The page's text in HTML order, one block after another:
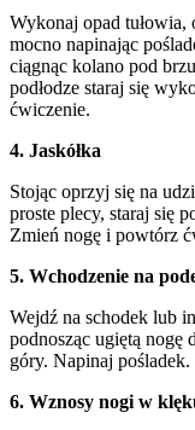
Wykonaj opad tułowia,
mocno napinając
ciągnąc kolano pod
podłodze staraj się
ćwiczenie.
4. Jaskółka
Stojąc oprzyj się na
proste plecy, staraj się
Zmień nogę i powtórz
5. Wchodzenie na
Wejdź na schodek lub
podnosząc ugiętą nogę
góry. Napinaj
6. Wznosy nogi w